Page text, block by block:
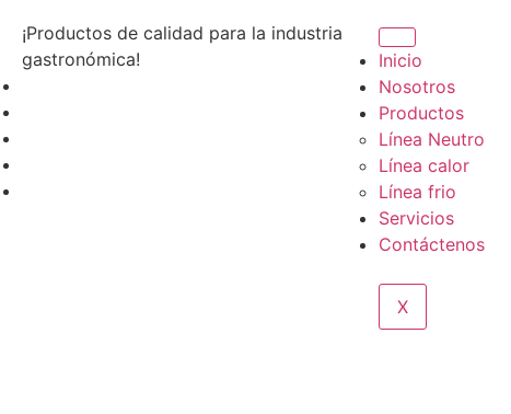
¡Productos de calidad para la industria
gastronómica!
Inicio
Nosotros
Productos
Línea Neutro
Línea calor
Línea frio
Servicios
Contáctenos
X